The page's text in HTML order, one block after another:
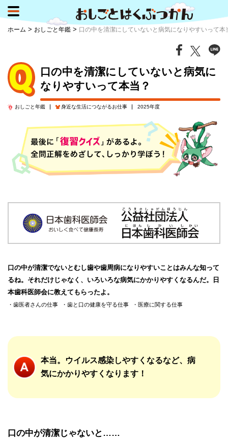
ホーム > おしごと年鑑 > 口の中を清潔にしていないと病気になりやすいって本
口の中を清潔にしていないと病気に
なりやすいって本当？
おしごと年鑑 身近な生活につながるお仕事 2025年度
口の中が清潔でないとむし歯や歯周病になりやすいことはみんな知って
るね。それだけじゃなく、いろいろな病気にかかりやすくなるんだ。日
本歯科医師会に教えてもらったよ。
歯医者さんの仕事 歯と口の健康を守る仕事 医療に関する仕事
本当。ウイルス感染しやすくなるなど、病
気にかかりやすくなります！
口の中が清潔じゃないと……